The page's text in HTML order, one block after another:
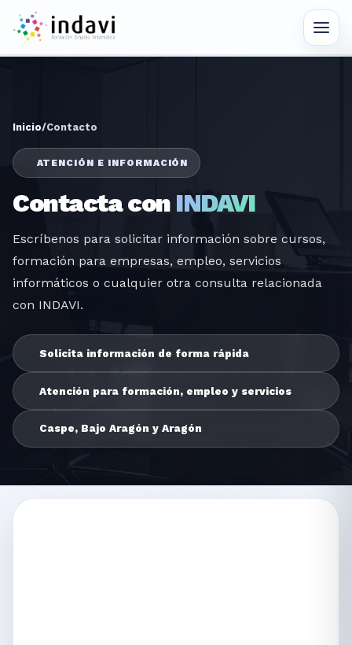
Saltar al contenido principal
Inicio/Contacto
ATENCIÓN E INFORMACIÓN
Contacta con INDAVI
Escríbenos para solicitar información sobre cursos,
formación para empresas, empleo, servicios
informáticos o cualquier otra consulta relacionada
con INDAVI.
Solicita información de forma rápida
Atención para formación, empleo y servicios
Caspe, Bajo Aragón y Aragón